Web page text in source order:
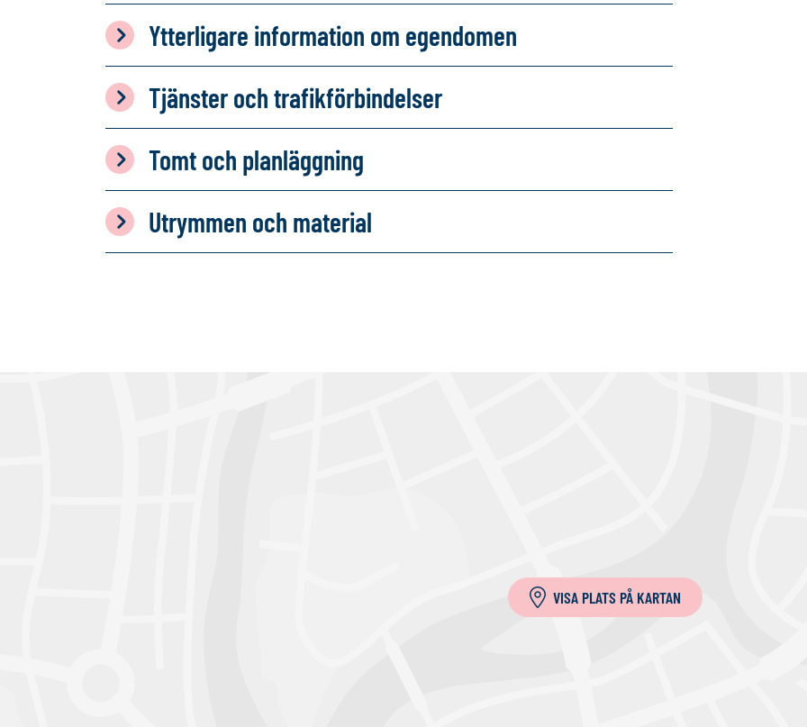
Ytterligare information om egendomen
Tjänster och trafikförbindelser
Tomt och planläggning
Utrymmen och material
VISA PLATS PÅ KARTAN